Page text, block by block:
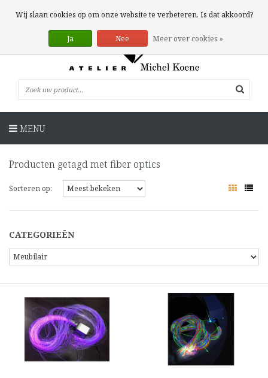
0 Artikelen
MENU
Producten getagd met fiber optics
Sorteren op:
CATEGORIEËN
Wij slaan cookies op om onze website te verbeteren. Is dat akkoord?
Ja Nee Meer over cookies »